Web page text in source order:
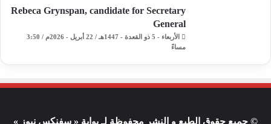
Rebeca Grynspan, candidate for Secretary
General
الأربعاء - 5 ذو القعدة - 1447هـ / 22 أبريل - 2026م / 3:50
مساءً
© جميع حقوق الطبع و النشر محفوظة لـ بوابة « سفنكس نيوز »